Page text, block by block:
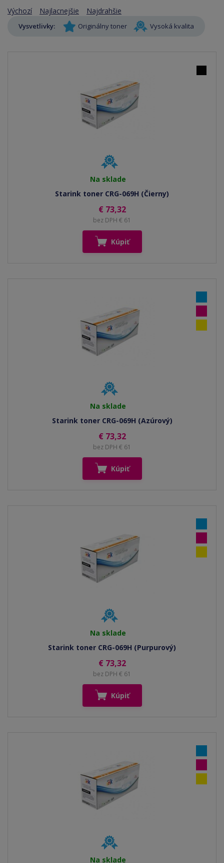
Výchozí Najlacnejšie Najdrahšie
Vysvetlivky: Originálny toner Vysoká kvalita
Na sklade
Starink toner CRG-069H (Čierny)
€ 73,32
bez DPH € 61
Kúpiť
Na sklade
Starink toner CRG-069H (Azúrový)
€ 73,32
bez DPH € 61
Kúpiť
Na sklade
Starink toner CRG-069H (Purpurový)
€ 73,32
bez DPH € 61
Kúpiť
Na sklade